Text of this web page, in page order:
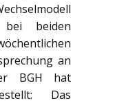
beiden
an
BGH hat
Das